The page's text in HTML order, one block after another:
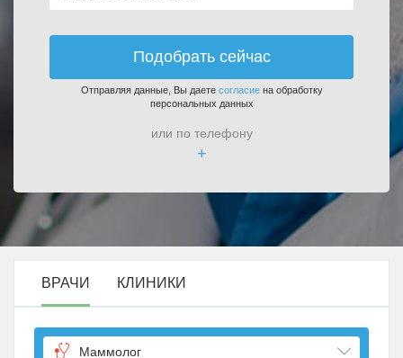
Подобрать сейчас
Отправляя данные, Вы даете согласиена обработку
персональных данных
или по телефону
+
ВРАЧИ КЛИНИКИ
Маммолог